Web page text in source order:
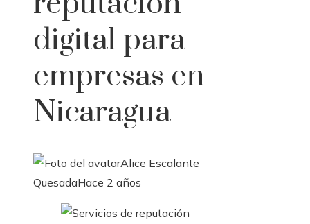
digital para
empresas en
Nicaragua
Alice Escalante
QuesadaHace 2 años